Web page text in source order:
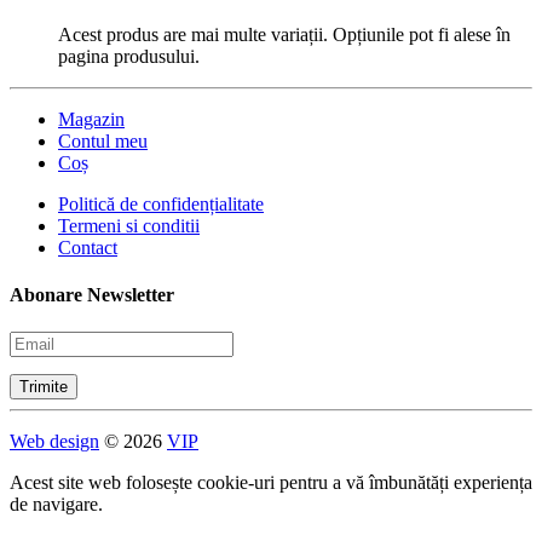
Acest produs are mai multe variații. Opțiunile pot fi alese în
pagina produsului.
Magazin
Contul meu
Coș
Politică de confidențialitate
Termeni si conditii
Contact
Abonare Newsletter
Web design © 2026 VIP
Acest site web folosește cookie-uri pentru a vă îmbunătăți experiența
de navigare.